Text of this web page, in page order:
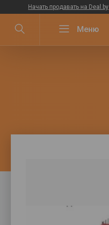
Начать продавать на Deal.by